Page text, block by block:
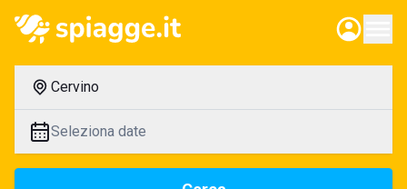
Cervino
Seleziona date